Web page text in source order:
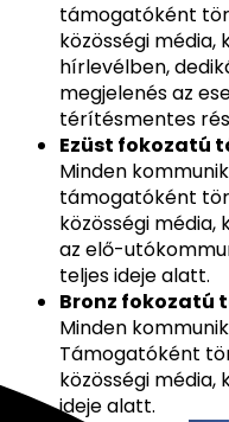
támogatóként
közösségi média,
hírlevélben,
megjelenés az
térítésmentes
Ezüst fokozatú
Minden
támogatóként
közösségi
az elő-
teljes ideje alatt.
Bronz fokozatú
Minden
Támogatóként
közösségi
ideje alatt.